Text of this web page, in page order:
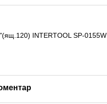
INTERTOOL SP-0155W